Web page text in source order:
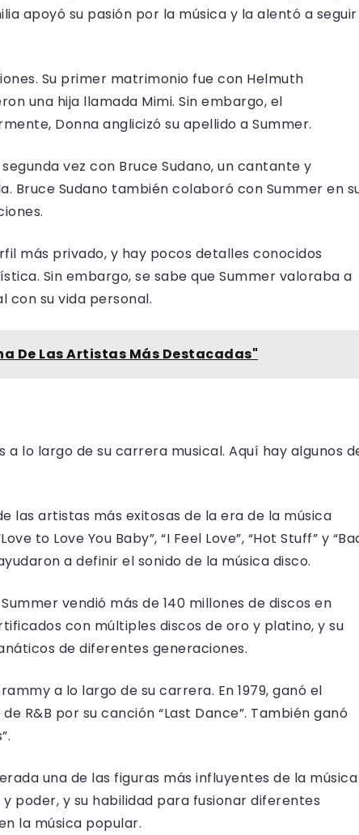
apoyó su pasión por la música y la alentó a seguir
Su primer matrimonio fue con Helmuth
una hija llamada Mimi. Sin embargo, el
Donna anglicizó su apellido a Summer.
vez con Bruce Sudano, un cantante y
Bruce Sudano también colaboró con Summer en
más privado, y hay pocos detalles conocidos
Sin embargo, se sabe que Summer valoraba a
con su vida personal.
De Las Artistas Más Destacadas"
lo largo de su carrera musical. Aquí hay algunos
las artistas más exitosas de la era de la música
to Love You Baby”, “I Feel Love”, “Hot Stuff” y
a definir el sonido de la música disco.
vendió más de 140 millones de discos en
con múltiples discos de oro y platino, y su
de diferentes generaciones.
a lo largo de su carrera. En 1979, ganó el
R&B por su canción “Last Dance”. También ganó
una de las figuras más influyentes de la música
poder, y su habilidad para fusionar diferentes
la música popular.